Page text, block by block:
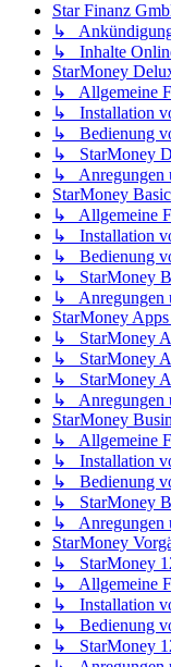
Star Finanz
↳
↳ Inhalte
StarMoney
↳ Allgemeine
↳ Installation
↳ Bedienung
↳ StarMoney
↳ Anregungen
StarMoney
↳ Allgemeine
↳ Installation
↳ Bedienung
↳ StarMoney
↳ Anregungen
StarMoney
↳ StarMoney
↳ StarMoney
↳ StarMoney
↳ Anregungen
StarMoney
↳ Allgemeine
↳ Installation
↳ Bedienung
↳ StarMoney
↳ Anregungen
StarMoney
↳ StarMoney
↳ Allgemeine
↳ Installation
↳ Bedienung
↳ StarMoney